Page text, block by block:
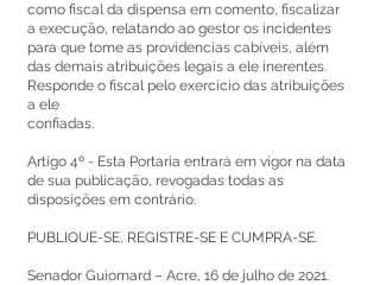
como fiscal da dispensa em comento, fiscalizar
a execução, relatando ao gestor os incidentes
para que tome as providencias cabíveis, além
das demais atribuições legais a ele inerentes.
Responde o fiscal pelo exercício das atribuições
a ele
confiadas.
Artigo 4º - Esta Portaria entrará em vigor na data
de sua publicação, revogadas todas as
disposições em contrário.
PUBLIQUE-SE, REGISTRE-SE E CUMPRA-SE.
Senador Guiomard – Acre, 16 de julho de 2021.